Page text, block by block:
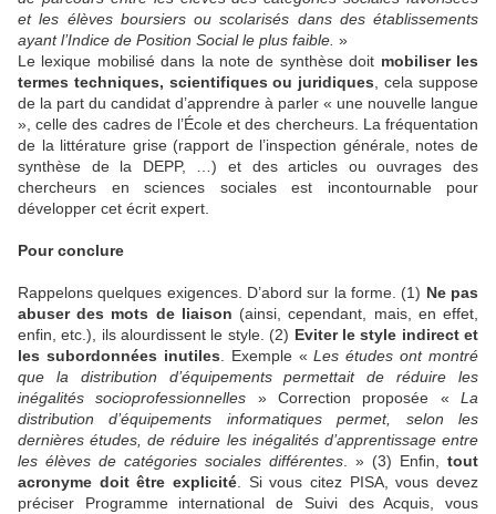
et les élèves boursiers ou scolarisés dans des établissements
ayant l’Indice de Position Social le plus faible. »
Le lexique mobilisé dans la note de synthèse doit mobiliser les
termes techniques, scientifiques ou juridiques , cela suppose
de la part du candidat d’apprendre à parler « une nouvelle langue
», celle des cadres de l’École et des chercheurs. La fréquentation
de la littérature grise (rapport de l’inspection générale, notes de
synthèse de la DEPP, …) et des articles ou ouvrages des
chercheurs en sciences sociales est incontournable pour
développer cet écrit expert.
Pour conclure
Rappelons quelques exigences. D’abord sur la forme. (1) Ne pas
abuser des mots de liaison (ainsi, cependant, mais, en effet,
enfin, etc.), ils alourdissent le style. (2) Eviter le style indirect et
les subordonnées inutiles . Exemple «Les études ont montré
que la distribution d’équipements permettait de réduire les
inégalités socioprofessionnelles » Correction proposée «La
distribution d’équipements informatiques permet, selon les
dernières études, de réduire les inégalités d’apprentissage entre
les élèves de catégories sociales différentes . » (3) Enfin, tout
acronyme doit être explicité . Si vous citez PISA, vous devez
préciser Programme international de Suivi des Acquis, vous